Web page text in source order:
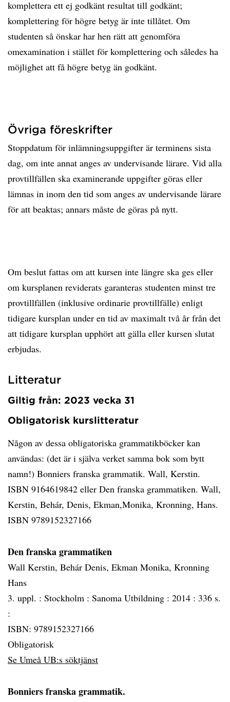
komplettera ett ej godkänt resultat till godkänt;
komplettering för högre betyg är inte tillåtet. Om
studenten så önskar har hen rätt att genomföra
omexamination i stället för komplettering och således ha
möjlighet att få högre betyg än godkänt.
Övriga föreskrifter
Stoppdatum för inlämningsuppgifter är terminens sista
dag, om inte annat anges av undervisande lärare. Vid alla
provtillfällen ska examinerande uppgifter göras eller
lämnas in inom den tid som anges av undervisande lärare
för att beaktas; annars måste de göras på nytt.
Om beslut fattas om att kursen inte längre ska ges eller
om kursplanen reviderats garanteras studenten minst tre
provtillfällen (inklusive ordinarie provtillfälle) enligt
tidigare kursplan under en tid av maximalt två år från det
att tidigare kursplan upphört att gälla eller kursen slutat
erbjudas.
Litteratur
Giltig från: 2023 vecka 31
Obligatorisk kurslitteratur
Någon av dessa obligatoriska grammatikböcker kan
användas: (det är i själva verket samma bok som bytt
namn!) Bonniers franska grammatik. Wall, Kerstin.
ISBN 9164619842 eller Den franska grammatiken. Wall,
Kerstin, Behár, Denis, Ekman,Monika, Kronning, Hans.
ISBN 9789152327166
Den franska grammatiken
Wall Kerstin, Behár Denis, Ekman Monika, Kronning
Hans
3. uppl. : Stockholm : Sanoma Utbildning : 2014 : 336 s.
:
ISBN: 9789152327166
Obligatorisk
Se Umeå UB:s söktjänst
Bonniers franska grammatik.